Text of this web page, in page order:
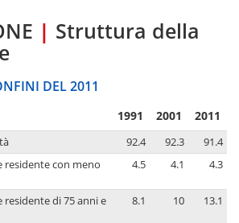
| Struttura della
DEL 2011
1991 2001 2011
92.4 92.3
91.4
residente con meno
4.5 4.1 4.3
di 75 anni e
8.1 10 13.1